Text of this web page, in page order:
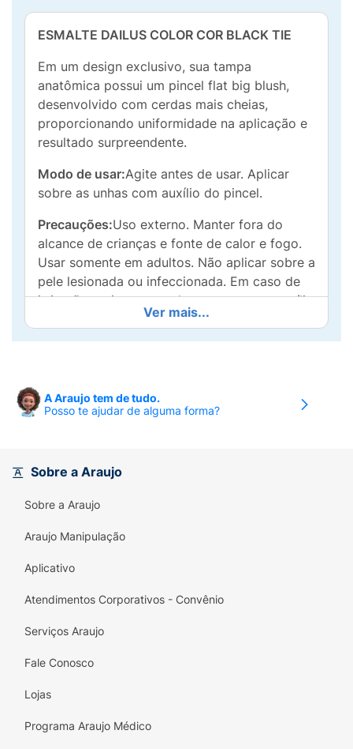
ESMALTE DAILUS COLOR COR BLACK TIE
Em um design exclusivo, sua tampa
anatômica possui um pincel flat big blush,
desenvolvido com cerdas mais cheias,
proporcionando uniformidade na aplicação e
resultado surpreendente.
Modo de usar:Agite antes de usar. Aplicar
sobre as unhas com auxílio do pincel.
Precauções:Uso externo. Manter fora do
alcance de crianças e fonte de calor e fogo.
Usar somente em adultos. Não aplicar sobre a
pele lesionada ou infeccionada. Em caso de
irritação, retirar o esmalte e procurar o auxílio
Ver mais...
A Araujo tem de tudo.
Posso te ajudar de alguma forma?
Sobre a Araujo
Sobre a Araujo
Araujo Manipulação
Aplicativo
Atendimentos Corporativos - Convênio
Serviços Araujo
Fale Conosco
Lojas
Programa Araujo Médico